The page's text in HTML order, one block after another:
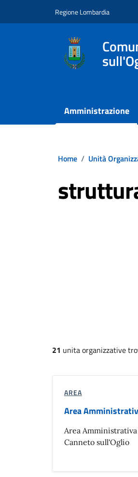
Regione Lombardia
Amministrazione
Home / Unità
21 unita organizzative
AREA
Area
Area
Canneto sull'Oglio